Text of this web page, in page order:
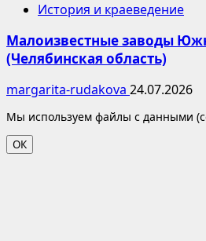
История и краеведение
Малоизвестные заводы
(Челябинская область)
margarita-rudakova 24.07.2026
Мы используем файлы с данными
ОК